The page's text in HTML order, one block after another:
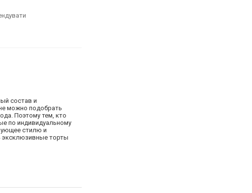
состав и
можно подобрать
Поэтому тем, кто
по индивидуальному
стилю и
эксклюзивные торты